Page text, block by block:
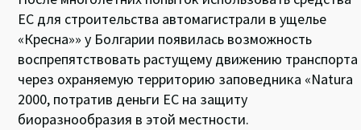
ЕС для строительства автомагистрали в ущелье
«Кресна»» у Болгарии появилась возможность
воспрепятствовать растущему движению транспорта
через охраняемую территорию заповедника «Natura
2000, потратив деньги ЕС на защиту
биоразнообразия в этой местности.